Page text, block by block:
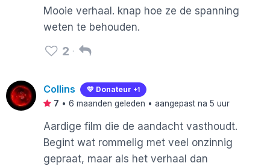
Mooie verhaal. knap hoe ze de spanning
weten te behouden.
2
Collins 💛 Donateur +1
7 • 6 maanden geleden • aangepast na 5 uur
Aardige film die de aandacht vasthoudt.
Begint wat rommelig met veel onzinnig
gepraat, maar als het verhaal dan